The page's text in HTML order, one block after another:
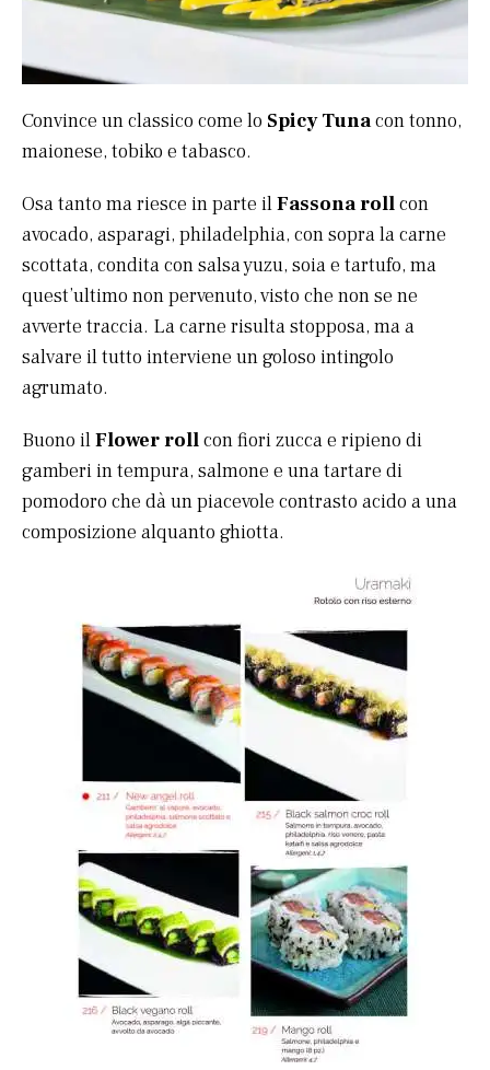
Convince un classico come lo Spicy Tunacon tonno,
maionese, tobiko e tabasco.
Osa tanto ma riesce in parte ilFassona rollcon
avocado, asparagi, philadelphia, con sopra la carne
scottata, condita con salsa yuzu, soia e tartufo, ma
quest’ultimo non pervenuto, visto che non se ne
avverte traccia. La carne risulta stopposa, ma a
salvare il tutto interviene un goloso intingolo
agrumato.
Buono ilFlower rollcon fiori zucca e ripieno di
gamberi in tempura, salmone e una tartare di
pomodoro che dà un piacevole contrasto acido a una
composizione alquanto ghiotta.